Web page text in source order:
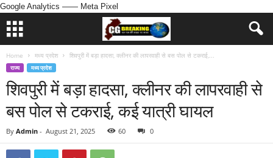
Google Analytics —— Meta Pixel
Home मध्य प्रदेश शिवपुरी में बड़ा हादसा, क्लीनर की लापरवाही से बस पोल से टकराई,...
राज्य मध्य प्रदेश
शिवपुरी में बड़ा हादसा, क्लीनर की लापरवाही से
बस पोल से टकराई, कई यात्री घायल
By Admin - August 21, 2025 60 0